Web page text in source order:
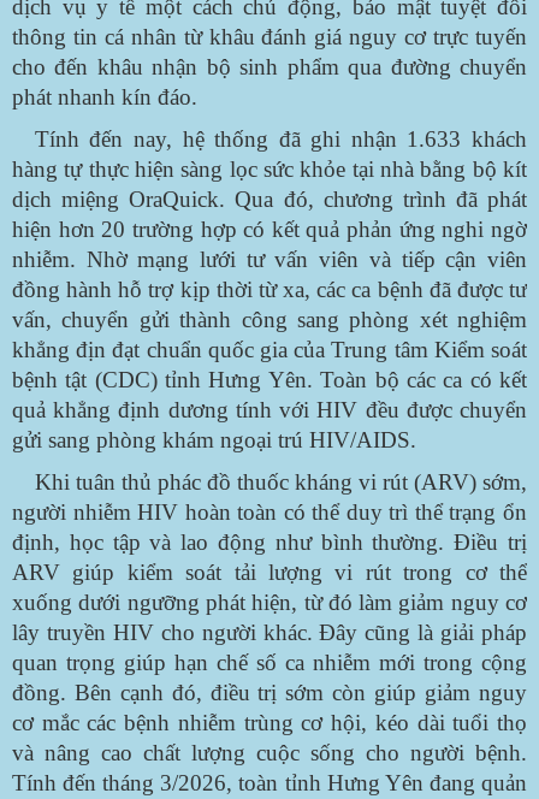
dịch vụ y tế một cách chủ động, bảo mật tuyệt đối
thông tin cá nhân từ khâu đánh giá nguy cơ trực tuyến
cho đến khâu nhận bộ sinh phẩm qua đường chuyển
phát nhanh kín đáo.
Tính đến nay, hệ thống đã ghi nhận 1.633 khách
hàng tự thực hiện sàng lọc sức khỏe tại nhà bằng bộ kít
dịch miệng OraQuick. Qua đó, chương trình đã phát
hiện hơn 20 trường hợp có kết quả phản ứng nghi ngờ
nhiễm. Nhờ mạng lưới tư vấn viên và tiếp cận viên
đồng hành hỗ trợ kịp thời từ xa, các ca bệnh đã được tư
vấn, chuyển gửi thành công sang phòng xét nghiệm
khẳng địn đạt chuẩn quốc gia của Trung tâm Kiểm soát
bệnh tật (CDC) tỉnh Hưng Yên. Toàn bộ các ca có kết
quả khẳng định dương tính với HIV đều được chuyển
gửi sang phòng khám ngoại trú HIV/AIDS.
Khi tuân thủ phác đồ thuốc kháng vi rút (ARV) sớm,
người nhiễm HIV hoàn toàn có thể duy trì thể trạng ổn
định, học tập và lao động như bình thường. Điều trị
ARV giúp kiểm soát tải lượng vi rút trong cơ thể
xuống dưới ngưỡng phát hiện, từ đó làm giảm nguy cơ
lây truyền HIV cho người khác. Đây cũng là giải pháp
quan trọng giúp hạn chế số ca nhiễm mới trong cộng
đồng. Bên cạnh đó, điều trị sớm còn giúp giảm nguy
cơ mắc các bệnh nhiễm trùng cơ hội, kéo dài tuổi thọ
và nâng cao chất lượng cuộc sống cho người bệnh.
Tính đến tháng 3/2026, toàn tỉnh Hưng Yên đang quản